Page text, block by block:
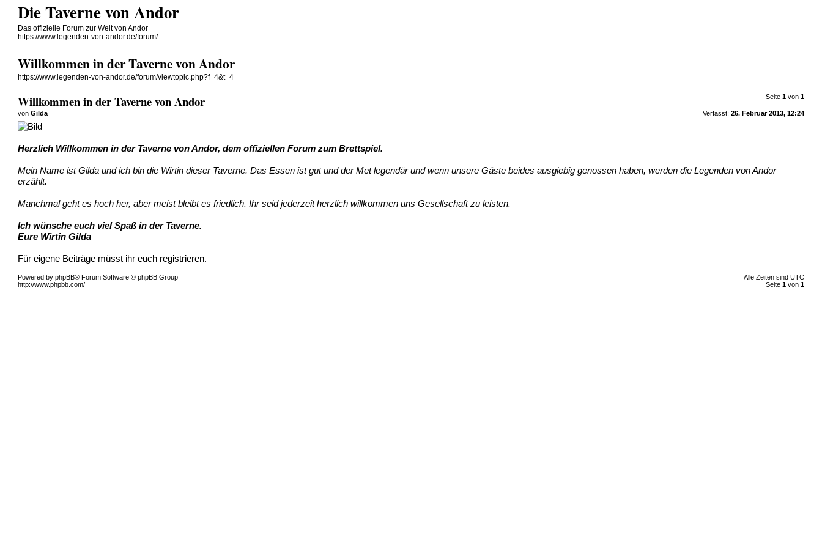
Die Taverne von Andor
Das offizielle Forum zur Welt von Andor
https://www.legenden-von-andor.de/forum/
Willkommen in der Taverne von Andor
https://www.legenden-von-andor.de/forum/viewtopic.php?f=4&t=4
Seite 1von 1
Willkommen in der Taverne von Andor
Verfasst: 26. Februar 2013, 12:24
vonGilda
Herzlich Willkommen in der Taverne von Andor, dem offiziellen Forum zum Brettspiel.
Mein Name ist Gilda und ich bin die Wirtin dieser Taverne. Das Essen ist gut und der Met legendär und wenn unsere Gäste beides ausgiebig genossen haben, werden die Legenden von Andor
erzählt.
Manchmal geht es hoch her, aber meist bleibt es friedlich. Ihr seid jederzeit herzlich willkommen uns Gesellschaft zu leisten.
Ich wünsche euch viel Spaß in der Taverne.
Eure Wirtin Gilda
Für eigene Beiträge müsst ihr euch registrieren.
Alle Zeiten sind UTC
Seite 1von 1
Powered by phpBB® Forum Software © phpBB Group
http://www.phpbb.com/